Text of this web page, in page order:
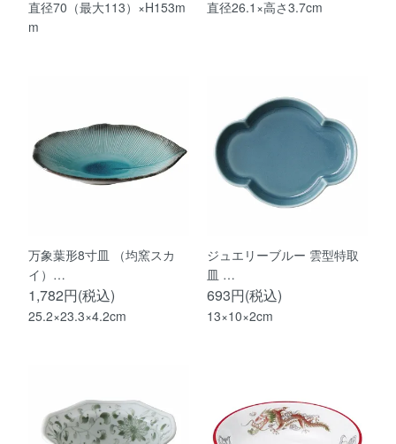
直径70（最大113）×H153m
m
直径26.1×高さ3.7cm
万象葉形8寸皿 （均窯スカ
イ）…
1,782円(税込)
25.2×23.3×4.2cm
ジュエリーブルー 雲型特取
皿 …
693円(税込)
13×10×2cm